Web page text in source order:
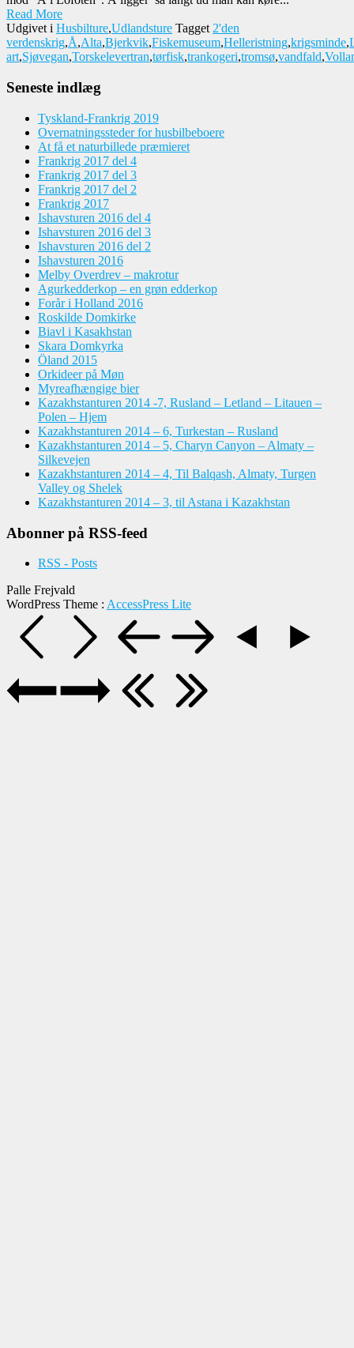
Read More
Udgivet i Husbilture,Udlandsture Tagget2'den
verdenskrig,Å,Alta,Bjerkvik,Fiskemuseum,Helleristning,krigsminde,
art,Sjøvegan,Torskelevertran,tørfisk,trankogeri,tromsø,vandfald,
Seneste indlæg
Tyskland-Frankrig 2019
Overnatningssteder for husbilbeboere
At få et naturbillede præmieret
Frankrig 2017 del 4
Frankrig 2017 del 3
Frankrig 2017 del 2
Frankrig 2017
Ishavsturen 2016 del 4
Ishavsturen 2016 del 3
Ishavsturen 2016 del 2
Ishavsturen 2016
Melby Overdrev – makrotur
Agurkedderkop – en grøn edderkop
Forår i Holland 2016
Roskilde Domkirke
Biavl i Kasakhstan
Skara Domkyrka
Öland 2015
Orkideer på Møn
Myreafhængige bier
Kazakhstanturen 2014 -7, Rusland – Letland – Litauen –
Polen – Hjem
Kazakhstanturen 2014 – 6, Turkestan – Rusland
Kazakhstanturen 2014 – 5, Charyn Canyon – Almaty –
Silkevejen
Kazakhstanturen 2014 – 4, Til Balqash, Almaty, Turgen
Valley og Shelek
Kazakhstanturen 2014 – 3, til Astana i Kazakhstan
Abonner på RSS-feed
RSS - Posts
Palle Frejvald
WordPress Theme : AccessPress Lite